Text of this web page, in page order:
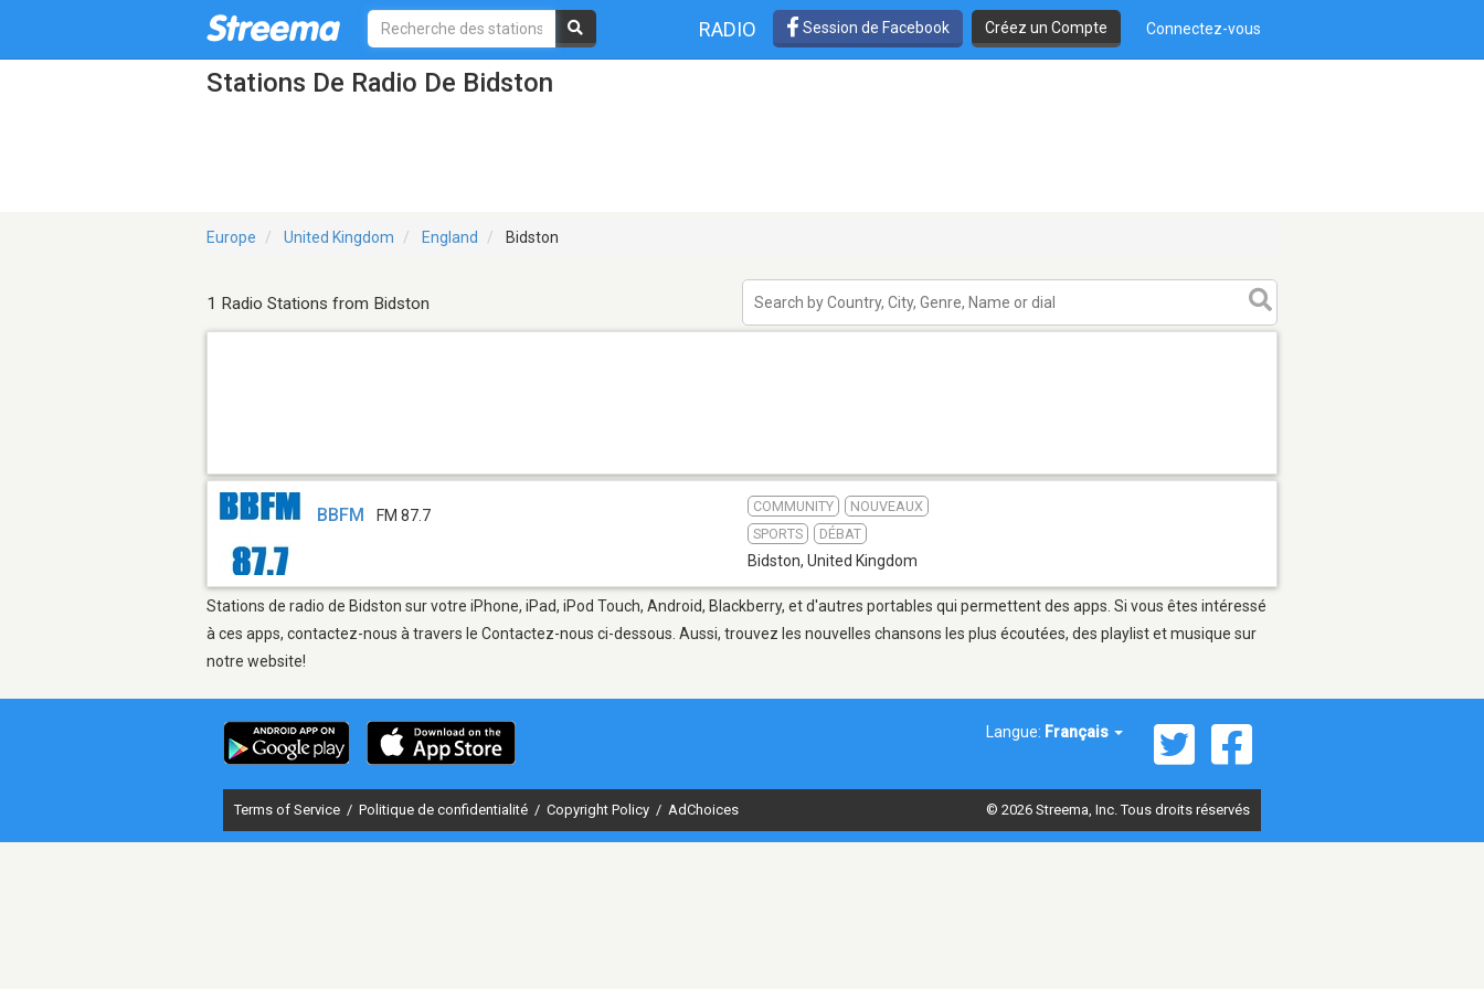
RADIO Session de Facebook Créez un Compte Connectez-vous
Stations De Radio De Bidston
Europe United Kingdom England Bidston
1 Radio Stations from Bidston
BBFM FM 87.7
COMMUNITY
NOUVEAUX
SPORTS
DÉBAT
Bidston, United Kingdom
Stations de radio de Bidston sur votre iPhone, iPad, iPod Touch, Android, Blackberry, et d'autres portables qui permettent des apps. Si vous êtes intéressé
à ces apps, contactez-nous à travers le Contactez-nous ci-dessous. Aussi, trouvez les nouvelles chansons les plus écoutées, des playlist et musique sur
notre website!
Langue: Français
Terms of Service / Politique de confidentialité / Copyright Policy / AdChoices © 2026 Streema, Inc. Tous droits réservés